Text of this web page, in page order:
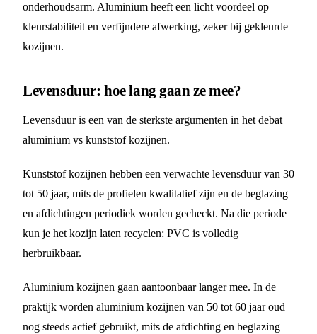
onderhoudsarm. Aluminium heeft een licht voordeel op
kleurstabiliteit en verfijndere afwerking, zeker bij gekleurde
kozijnen.
Levensduur: hoe lang gaan ze mee?
Levensduur is een van de sterkste argumenten in het debat
aluminium vs kunststof kozijnen.
Kunststof kozijnen hebben een verwachte levensduur van 30
tot 50 jaar, mits de profielen kwalitatief zijn en de beglazing
en afdichtingen periodiek worden gecheckt. Na die periode
kun je het kozijn laten recyclen: PVC is volledig
herbruikbaar.
Aluminium kozijnen gaan aantoonbaar langer mee. In de
praktijk worden aluminium kozijnen van 50 tot 60 jaar oud
nog steeds actief gebruikt, mits de afdichting en beglazing